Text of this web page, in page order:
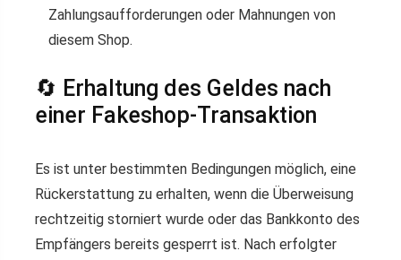
Zahlungsaufforderungen oder Mahnungen von
diesem Shop.
🔄 Erhaltung des Geldes nach
einer Fakeshop-Transaktion
Es ist unter bestimmten Bedingungen möglich, eine
Rückerstattung zu erhalten, wenn die Überweisung
rechtzeitig storniert wurde oder das Bankkonto des
Empfängers bereits gesperrt ist. Nach erfolgter